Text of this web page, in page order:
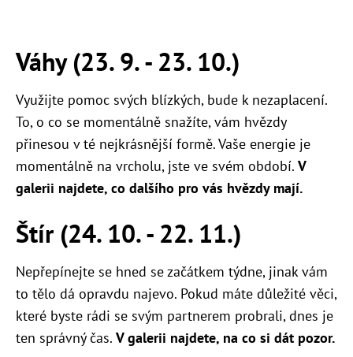
Váhy (23. 9. - 23. 10.)
Využijte pomoc svých blízkých, bude k nezaplacení.
To, o co se momentálně snažíte, vám hvězdy
přinesou v té nejkrásnější formě. Vaše energie je
momentálně na vrcholu, jste ve svém období. V
galerii najdete, co dalšího pro vás hvězdy mají.
Štír (24. 10. - 22. 11.)
Nepřepínejte se hned se začátkem týdne, jinak vám
to tělo dá opravdu najevo. Pokud máte důležité věci,
které byste rádi se svým partnerem probrali, dnes je
ten správný čas. V galerii najdete, na co si dát pozor.